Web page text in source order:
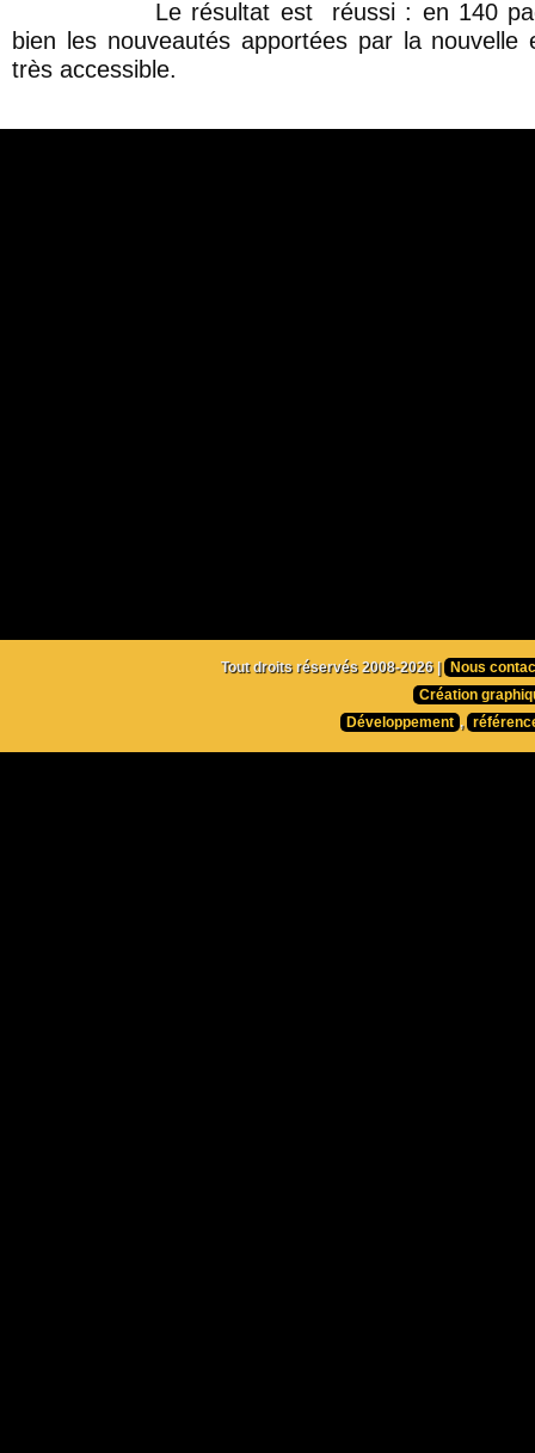
Le résultat est réussi : en 140
bien les nouveautés apportées par la nouvelle
très accessible.
Tout droits réservés 2008-2026 |
Nous
Création
Développement ,